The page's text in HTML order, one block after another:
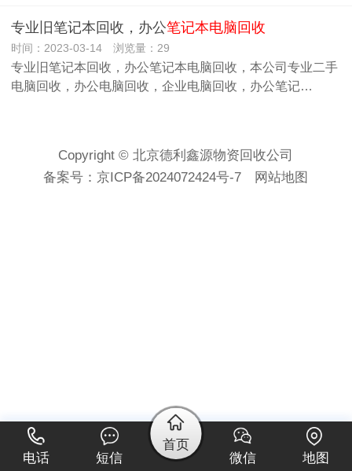
专业旧笔记本回收，办公笔记本电脑回收
时间：2023-03-14 浏览量：29
专业旧笔记本回收，办公笔记本电脑回收，本公司专业二手
电脑回收，办公电脑回收，企业电脑回收，办公笔记…
Copyright © 北京德利鑫源物资回收公司
备案号： 京ICP备2024072424号-7 网站地图
电话 短信
首页
微信
地图